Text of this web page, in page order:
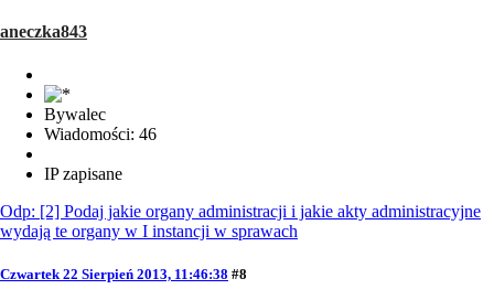
aneczka843
Bywalec
Wiadomości: 46
IP zapisane
Odp: [2] Podaj jakie organy administracji i jakie akty administracyjne
wydają te organy w I instancji w sprawach
Czwartek 22 Sierpień 2013, 11:46:38 #8